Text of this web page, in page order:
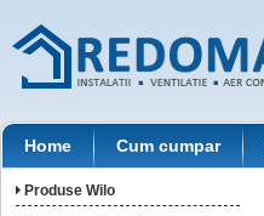
Home Cum cumpar
Produse Wilo